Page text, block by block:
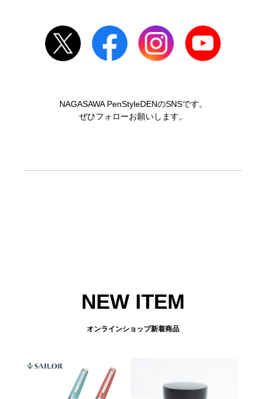
NAGASAWA PenStyleDENのSNSです。
ぜひフォローお願いします。
NEW ITEM
オンラインショップ新着商品